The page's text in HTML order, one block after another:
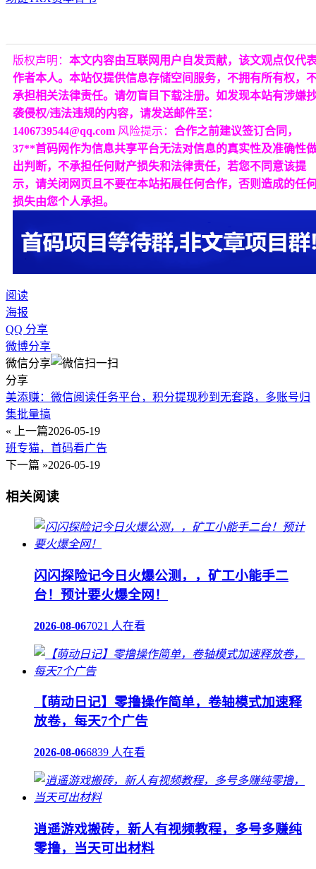
版权声明： 本文内容由互联网用户自发贡献，该文观点仅代
作者本人。本站仅提供信息存储空间服务，不拥有所有权，
承担相关法律责任。请勿盲目下载注册。如发现本站有涉嫌
袭侵权/违法违规的内容，请发送邮件至：
1406739544@qq.com 风险提示： 合作之前建议签订合同，
37**首码网作为信息共享平台无法对信息的真实性及准确性
出判断，不承担任何财产损失和法律责任，若您不同意该提
示，请关闭网页且不要在本站拓展任何合作，否则造成的任
损失由您个人承担。
阅读
海报
QQ 分享
微博分享
微信分享
分享
美添赚：微信阅读任务平台，积分提现秒到无套路，多账号归
集批量搞
« 上一篇2026-05-19
班专猫，首码看广告
下一篇 »2026-05-19
相关阅读
闪闪探险记今日火爆公测，，矿工小能手二
台！预计要火爆全网！
2026-08-067021 人在看
【萌动日记】零撸操作简单，卷轴模式加速释
放卷，每天7个广告
2026-08-066839 人在看
逍遥游戏搬砖，新人有视频教程，多号多赚纯
零撸，当天可出材料